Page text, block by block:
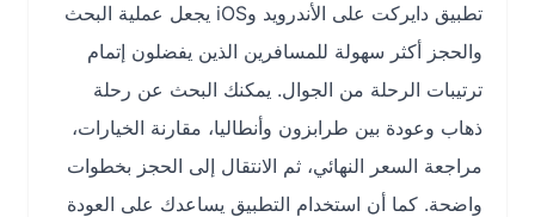
تطبيق دايركت على الأندرويد وiOS يجعل عملية البحث
والحجز أكثر سهولة للمسافرين الذين يفضلون إتمام
ترتيبات الرحلة من الجوال. يمكنك البحث عن رحلة
ذهاب وعودة بين طرابزون وأنطاليا، مقارنة الخيارات،
مراجعة السعر النهائي، ثم الانتقال إلى الحجز بخطوات
واضحة. كما أن استخدام التطبيق يساعدك على العودة